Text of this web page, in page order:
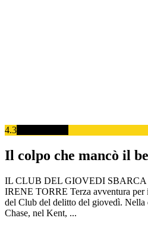
4.3
Il colpo che mancò il
IL CLUB DEL GIOVEDI
IRENE TORRE Terza avventura per
del Club del delitto del giovedì. Nella
Chase, nel Kent, ...